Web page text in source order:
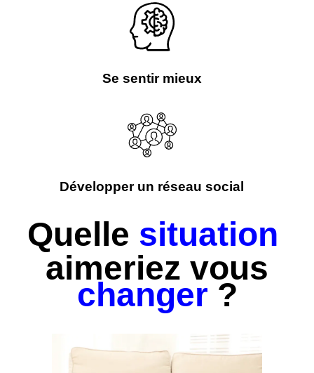
Meilleure condition physique
Se sentir mieux
Développer un réseau social
Quellesituation
aimeriez vous
changer?